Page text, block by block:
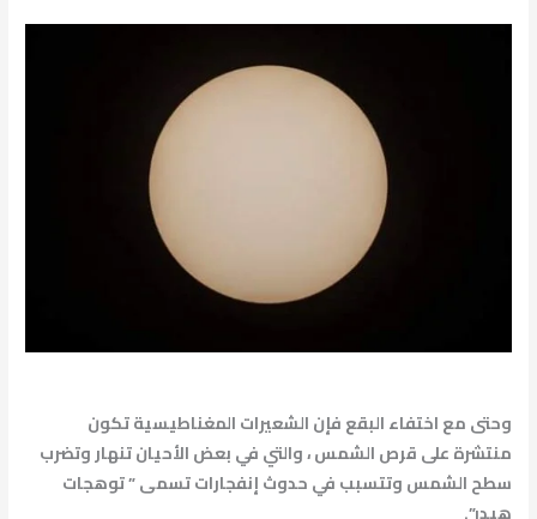
وحتى مع اختفاء البقع فإن الشعيرات المغناطيسية تكون
منتشرة على قرص الشمس ، والتي في بعض الأحيان تنهار وتضرب
سطح الشمس وتتسبب في حدوث إنفجارات تسمى ” توهجات